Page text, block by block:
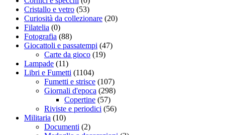
Cristallo e vetro (53)
Curiosità da collezionare (20)
Filatelia (0)
Fotografia (88)
Giocattoli e passatempi (47)
Carte da gioco (19)
Lampade (11)
Libri e Fumetti (1104)
Fumetti e strisce (107)
Giornali d'epoca (298)
Copertine (57)
Riviste e periodici (56)
Militaria (10)
Documenti (2)